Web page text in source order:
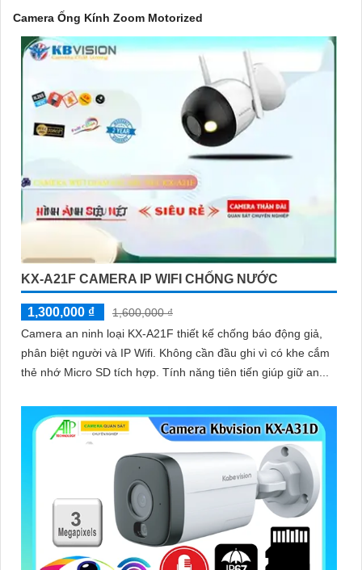
Camera Ống Kính Zoom Motorized
KX-A21F CAMERA IP WIFI CHỐNG NƯỚC
1,300,000 ₫
1,600,000 ₫
Camera an ninh loại KX-A21F thiết kế chống báo động giả,
phân biệt người và IP Wifi. Không cần đầu ghi vì có khe cắm
thẻ nhớ Micro SD tích hợp. Tính năng tiên tiến giúp giữ an...